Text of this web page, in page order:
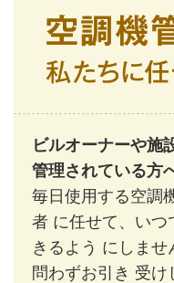
ビルオーナーや施
管理されている方
毎日使用する空調
者 に任せて、いつ
きるよう にしませ
問わずお引き 受け